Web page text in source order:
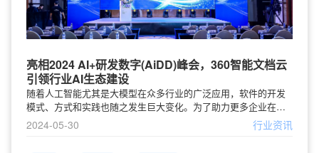
亮相2024 AI+研发数字(AiDD)峰会，360智能文档云
引领行业AI生态建设
随着人工智能尤其是大模型在众多行业的广泛应用，软件的开发
模式、方式和实践也随之发生巨大变化。为了助力更多企业在人
工智能浪潮中乘风破浪、推动研发全面进入数智化时代，近日，
2024 AI+研发数字(AiDD)峰会在上海举行。大会以“AI驱动研发迈
2024-05-30 行业资讯